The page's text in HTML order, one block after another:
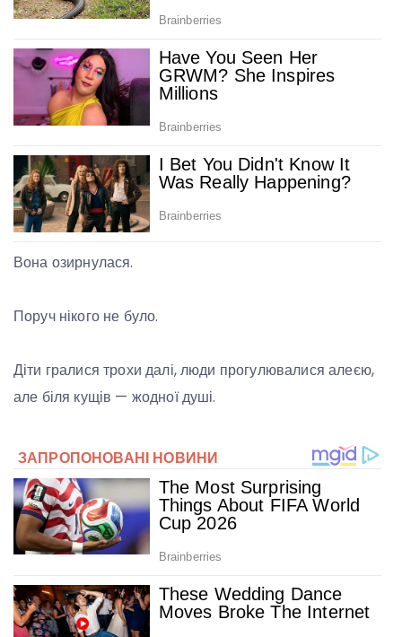
Вона озирнулася.
Поруч нікого не було.
Діти гралися трохи далі, люди прогулювалися алеєю,
але біля кущів — жодної душі.